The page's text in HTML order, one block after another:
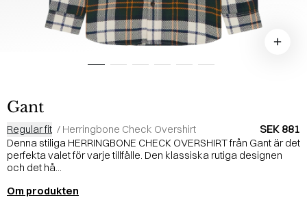
Gant
Regular fit / Herringbone Check Overshirt SEK 881
Denna stiliga HERRINGBONE CHECK OVERSHIRT från Gant är det
perfekta valet för varje tillfälle. Den klassiska rutiga designen
och det hå...
Om produkten